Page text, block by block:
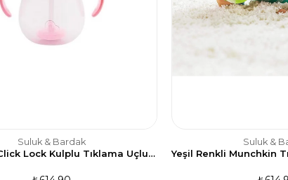
Suluk & Bardak
Munchkin Click Lock Kulplu Tıklama Uçlu Sızdırmaz Bardak 207ml-Pembe
Suluk &